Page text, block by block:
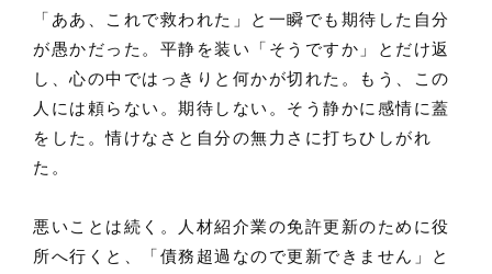
「ああ、これで救われた」と一瞬でも期待した自分
が愚かだった。平静を装い「そうですか」とだけ返
し、心の中ではっきりと何かが切れた。もう、この
人には頼らない。期待しない。そう静かに感情に蓋
をした。情けなさと自分の無力さに打ちひしがれ
た。
悪いことは続く。人材紹介業の免許更新のために役
所へ行くと、「債務超過なので更新できません」と